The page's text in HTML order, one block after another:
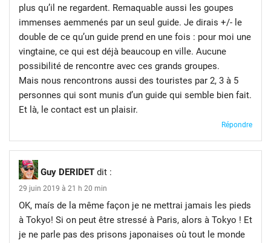
plus qu’il ne regardent. Remaquable aussi les goupes
immenses aemmenés par un seul guide. Je dirais +/- le
double de ce qu’un guide prend en une fois : pour moi une
vingtaine, ce qui est déjà beaucoup en ville. Aucune
possibilité de rencontre avec ces grands groupes.
Mais nous rencontrons aussi des touristes par 2, 3 à 5
personnes qui sont munis d’un guide qui semble bien fait.
Et là, le contact est un plaisir.
Répondre
Guy DERIDET dit :
29 juin 2019 à 21 h 20 min
OK, maís de la même façon je ne mettrai jamais les pieds
à Tokyo! Si on peut être stressé à Paris, alors à Tokyo ! Et
je ne parle pas des prisons japonaises où tout le monde